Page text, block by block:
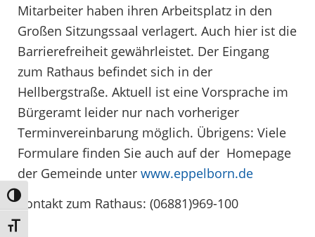
Umschalten auf hohe Kontraste
Schrift vergrößern
Mitarbeiter haben ihren Arbeitsplatz in den
Großen Sitzungssaal verlagert. Auch hier ist die
Barrierefreiheit gewährleistet. Der Eingang
zum Rathaus befindet sich in der
Hellbergstraße. Aktuell ist eine Vorsprache im
Bürgeramt leider nur nach vorheriger
Terminvereinbarung möglich. Übrigens: Viele
Formulare finden Sie auch auf der Homepage
der Gemeinde unter www.eppelborn.de
Kontakt zum Rathaus: (06881)969-100